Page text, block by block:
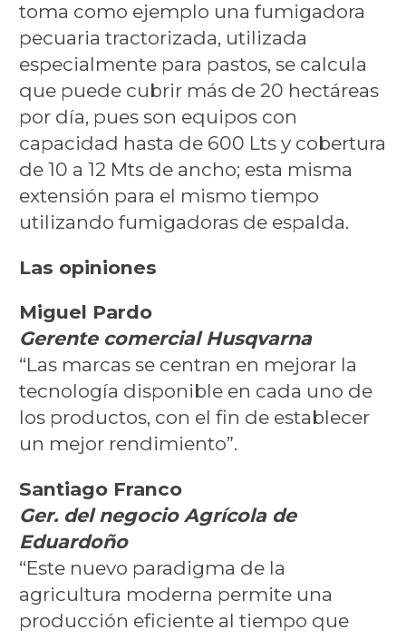
toma como ejemplo una fumigadora
pecuaria tractorizada, utilizada
especialmente para pastos, se calcula
que puede cubrir más de 20 hectáreas
por día, pues son equipos con
capacidad hasta de 600 Lts y cobertura
de 10 a 12 Mts de ancho; esta misma
extensión para el mismo tiempo
utilizando fumigadoras de espalda.
Las opiniones
Miguel Pardo
Gerente comercial Husqvarna
“Las marcas se centran en mejorar la
tecnología disponible en cada uno de
los productos, con el fin de establecer
un mejor rendimiento”.
Santiago Franco
Ger. del negocio Agrícola de
Eduardoño
“Este nuevo paradigma de la
agricultura moderna permite una
producción eficiente al tiempo que